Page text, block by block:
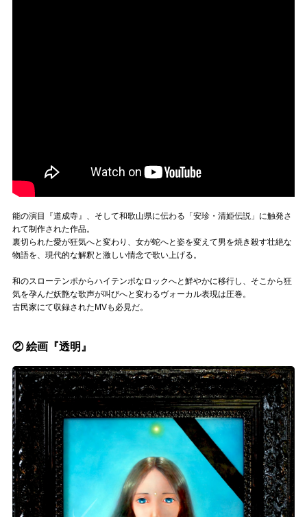
能の演目『道成寺』、そして和歌山県に伝わる「安珍・清姫伝説」に触発さ
れて制作された作品。
裏切られた愛が狂気へと変わり、女が蛇へと姿を変えて男を焼き殺す壮絶な
物語を、現代的な解釈と激しい情念で歌い上げる。
和のスローテンポからハイテンポなロックへと鮮やかに移行し、そこから狂
気を孕んだ妖艶な歌声が叫びへと変わるヴォーカル表現は圧巻。
古民家にて収録されたMVも必見だ。
② 絵画『透明』